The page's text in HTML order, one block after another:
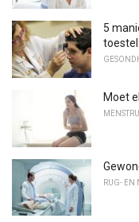
5
toestel
Moet
RUG- EN